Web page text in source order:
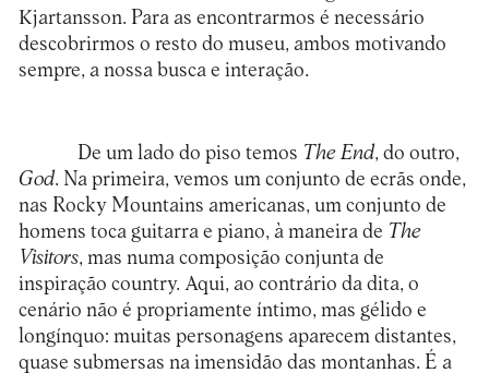
Kjartansson. Para as encontrarmos é necessário
descobrirmos o resto do museu, ambos motivando
sempre, a nossa busca e interação.
De um lado do piso temos The End, do outro,
God. Na primeira, vemos um conjunto de ecrãs onde,
nas Rocky Mountains americanas, um conjunto de
homens toca guitarra e piano, à maneira de The
Visitors, mas numa composição conjunta de
inspiração country. Aqui, ao contrário da dita, o
cenário não é propriamente íntimo, mas gélido e
longínquo: muitas personagens aparecem distantes,
quase submersas na imensidão das montanhas. É a